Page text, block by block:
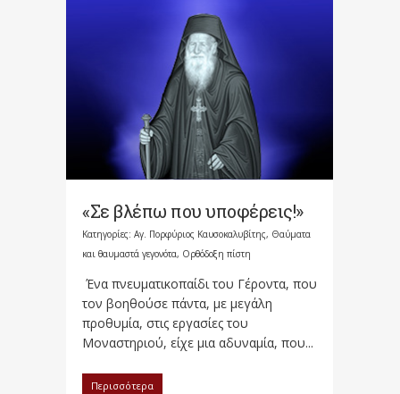
«Σε βλέπω που υποφέρεις!»
Κατηγορίες: Αγ. Πορφύριος Καυσοκαλυβίτης, Θαύματα
και θαυμαστά γεγονότα, Ορθόδοξη πίστη
Ένα πνευματικοπαίδι του Γέροντα, που
τον βοηθούσε πάντα, με μεγάλη
προθυμία, στις εργασίες του
Μοναστηριού, είχε μια αδυναμία, που...
Περισσότερα